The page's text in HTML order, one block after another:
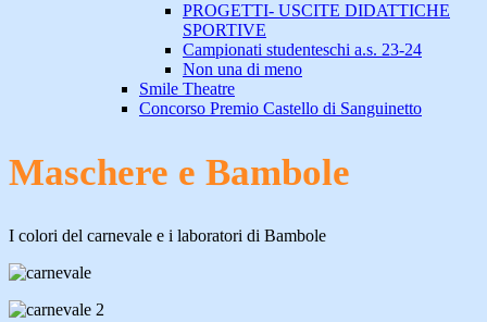
PROGETTI- USCITE DIDATTICHE
SPORTIVE
Campionati studenteschi a.s. 23-24
Non una di meno
Smile Theatre
Concorso Premio Castello di Sanguinetto
Maschere e Bambole
I colori del carnevale e i laboratori di Bambole